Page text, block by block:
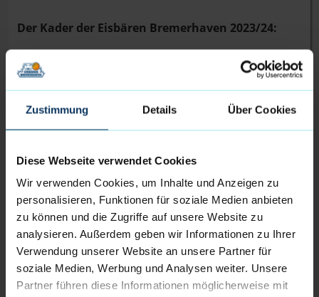
Zustimmung Details Über Cookies
Diese Webseite verwendet Cookies
Wir verwenden Cookies, um Inhalte und Anzeigen zu
personalisieren, Funktionen für soziale Medien anbieten
zu können und die Zugriffe auf unsere Website zu
analysieren. Außerdem geben wir Informationen zu Ihrer
Verwendung unserer Website an unsere Partner für
soziale Medien, Werbung und Analysen weiter. Unsere
Partner führen diese Informationen möglicherweise mit
Der Kader der Eisbären Bremerhaven 2023/24:
Matt Frierson (3), Lennard Larysz (4), Jarelle Reischel
(5), Adrian Breitlauch (7), Robert Oehle (11), Hendrik
Drescher (20), Mitja Kruhl (24), Rayshawn Simmons.
Das ist Rayshawn Simmons:
Name: Rayshawn Laron Simmons
Spitzname: Ray